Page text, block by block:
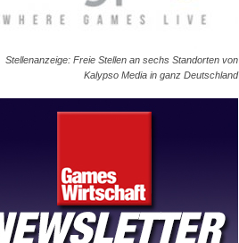
Stellenanzeige: Freie Stellen an sechs Standorten von
Kalypso Media in ganz Deutschland